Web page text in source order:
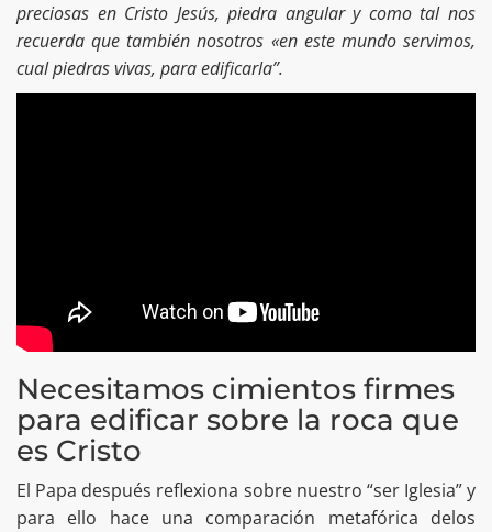
preciosas en Cristo Jesús, piedra angular y como tal nos
recuerda que también nosotros «en este mundo servimos,
cual piedras vivas, para edificarla”.
Necesitamos cimientos firmes
para edificar sobre la roca que
es Cristo
El Papa después reflexiona sobre nuestro “ser Iglesia” y
para ello hace una comparación metafórica delos